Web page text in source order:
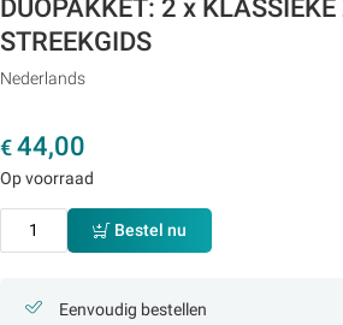
DUOPAKKET: 2 x
STREEKGIDS
Nederlands
€44,00
Op voorraad
Bestel nu
Eenvoudig bestellen